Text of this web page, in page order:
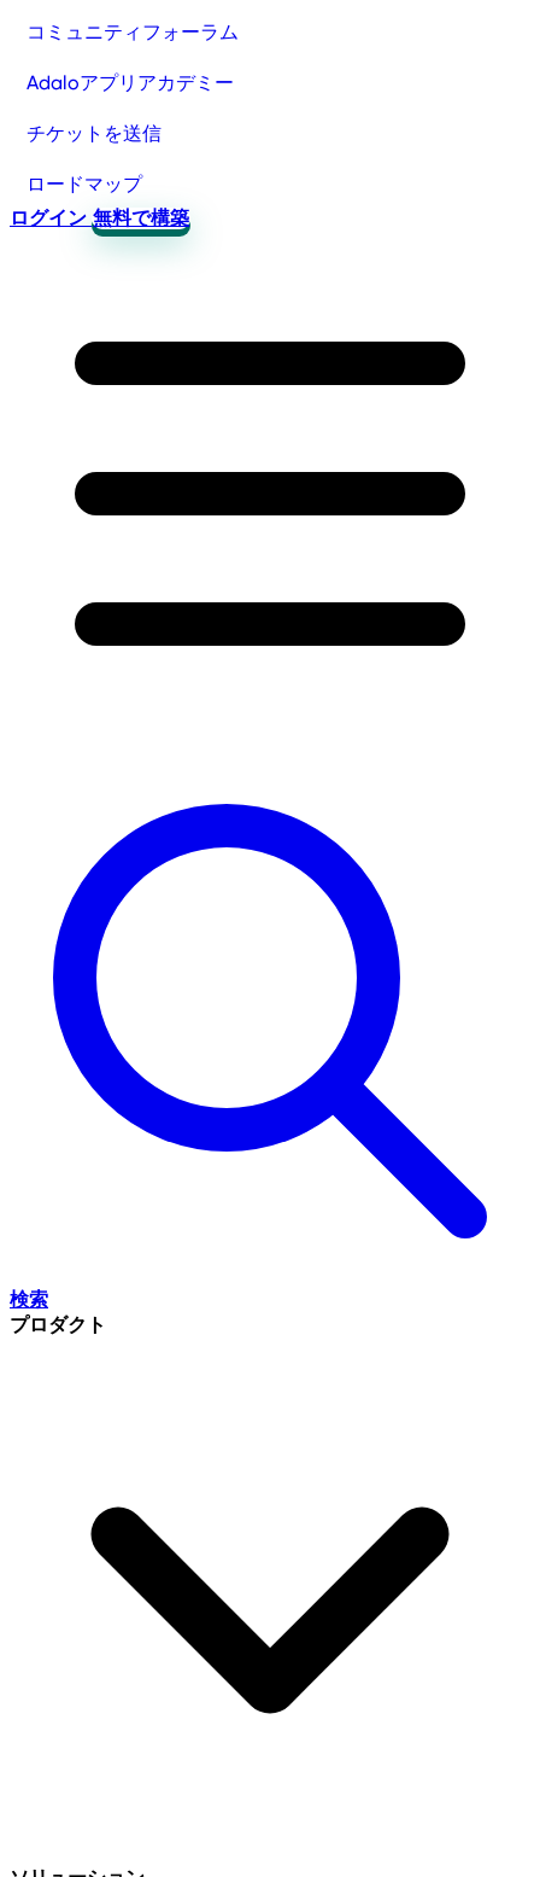
コミュニティフォーラム
Adaloアプリアカデミー
チケットを送信
ロードマップ
ログイン 無料で構築
検索
プロダクト